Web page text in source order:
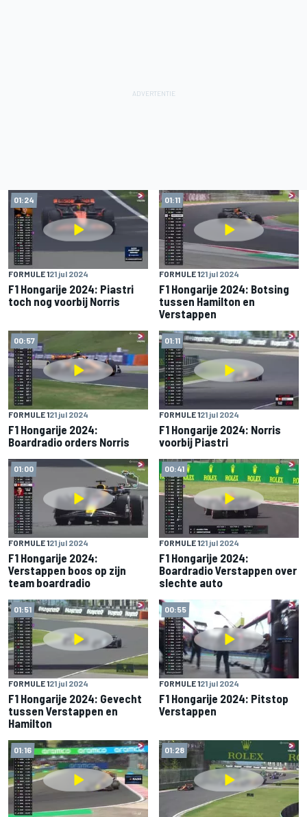
01:24
FORMULE 121 jul 2024
F1 Hongarije 2024: Piastri
toch nog voorbij Norris
01:11
FORMULE 121 jul 2024
F1 Hongarije 2024: Botsing
tussen Hamilton en
Verstappen
00:57
FORMULE 121 jul 2024
F1 Hongarije 2024:
Boardradio orders Norris
01:11
FORMULE 121 jul 2024
F1 Hongarije 2024: Norris
voorbij Piastri
01:00
FORMULE 121 jul 2024
F1 Hongarije 2024:
Verstappen boos op zijn
team boardradio
00:41
FORMULE 121 jul 2024
F1 Hongarije 2024:
Boardradio Verstappen over
slechte auto
01:51
FORMULE 121 jul 2024
F1 Hongarije 2024: Gevecht
tussen Verstappen en
Hamilton
00:55
FORMULE 121 jul 2024
F1 Hongarije 2024: Pitstop
Verstappen
01:16 01:28